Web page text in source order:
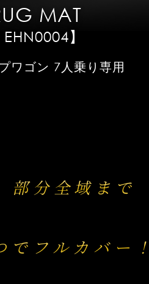
MAT
】
ワゴン 7人乗り専用
部分全域まで
でフルカバー！